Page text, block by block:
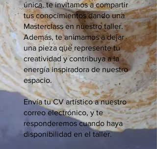
única, te invitamos a compartir
tus conocimientos dando una
Masterclass en nuestro taller.
Además, te animamos a dejar
una pieza que represente tu
creatividad y contribuya a la
energía inspiradora de nuestro
espacio.
Envía tu CV artístico a nuestro
correo electrónico, y te
responderemos cuando haya
disponibilidad en el taller.